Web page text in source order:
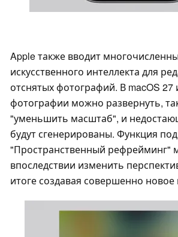
Apple также вводит
искусственного интеллекта для
отснятых фотографий. В macOS 27
фотографии можно развернуть,
"уменьшить масштаб", и
будут сгенерированы. Функция
"Пространственный рефрейминг"
впоследствии изменить
итоге создавая совершенно